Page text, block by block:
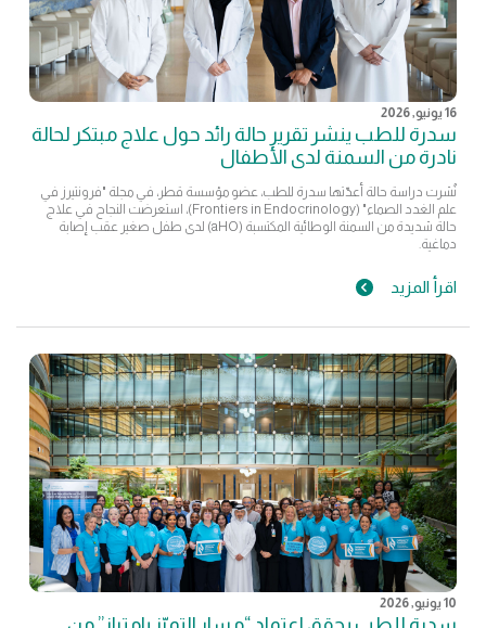
16 يونيو, 2026
سدرة للطب ينشر تقرير حالة رائد حول علاج مبتكر لحالة
نادرة من السمنة لدى الأطفال
نُشرت دراسة حالة أعدّتها سدرة للطب، عضو مؤسسة قطر، في مجلة "فرونتيرز في
علم الغدد الصماء" (Frontiers in Endocrinology)، استعرضت النجاح في علاج
حالة شديدة من السمنة الوطائية المكتسبة (aHO) لدى طفل صغير عقب إصابة
دماغية.
اقرأ المزيد
10 يونيو, 2026